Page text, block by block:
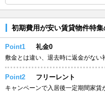
初期費用が安い賃貸物件特集
Point1 礼金0
敷金とは違い、退去時に返金がない
Point2 フリーレント
キャンペーンで入居後一定期間家賃